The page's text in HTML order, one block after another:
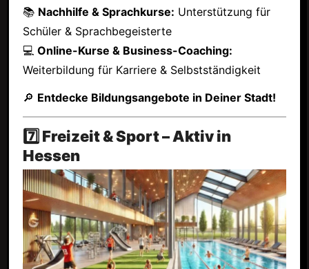
📚 Nachhilfe & Sprachkurse: Unterstützung für
Schüler & Sprachbegeisterte
💻 Online-Kurse & Business-Coaching:
Weiterbildung für Karriere & Selbstständigkeit
🔎 Entdecke Bildungsangebote in Deiner Stadt!
7️⃣ Freizeit & Sport – Aktiv in
Hessen